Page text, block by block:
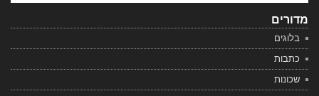
מדורים
בלוגים
כתבות
שכונות